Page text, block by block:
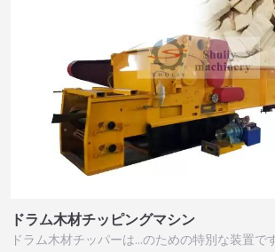
ドラム木材チッピングマシン
ドラム木材チッパーは…のための特別な装置です